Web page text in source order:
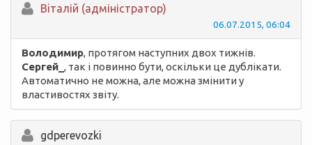
Вiталій (адміністратор)
06.07.2015, 06:04
Володимир, протягом наступних двох тижнів.
Сергей_ , так і повинно бути, оскільки це дублікати.
Автоматично не можна, але можна змінити у
властивостях звіту.
gdperevozki